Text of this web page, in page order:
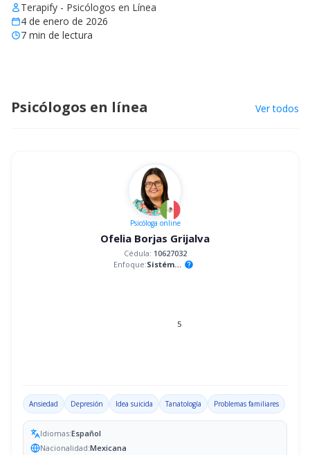
Terapify - Psicólogos en Línea
4 de enero de 2026
7 min de lectura
Psicólogos en línea Ver todos
Psicóloga online
Ofelia Borjas Grijalva
Cédula: 10627032
Enfoque:
Sistémico help
5
Ansiedad Depresión Idea suicida Tanatología Problemas familiares
Idiomas:Español
Nacionalidad:Mexicana